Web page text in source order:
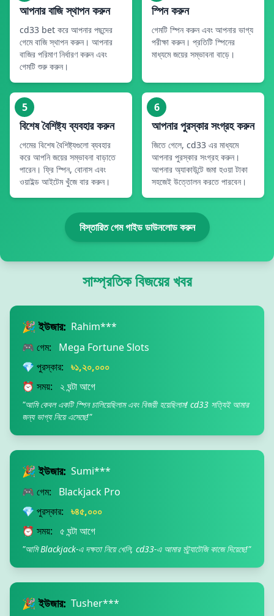
আপনার বাজি স্থাপন করুন
cd33 bet করে আপনার পছন্দের
গেমে বাজি স্থাপন করুন। আপনার
বাজির পরিমাণ নির্ধারণ করুন এবং
গেমটি শুরু করুন।
স্পিন করুন
গেমটি স্পিন করুন এবং আপনার ভাগ্য
পরীক্ষা করুন। প্রতিটি স্পিনের
মাধ্যমে জয়ের সম্ভাবনা বাড়ে।
5
বিশেষ বৈশিষ্ট্য ব্যবহার করুন
গেমের বিশেষ বৈশিষ্ট্যগুলো ব্যবহার
করে আপনি জয়ের সম্ভাবনা বাড়াতে
পারেন। ফ্রি স্পিন, বোনাস এবং
ওয়াইল্ড আইটেম খুঁজে বার করুন।
6
আপনার পুরস্কার সংগ্রহ করুন
জিতে গেলে, cd33 এর মাধ্যমে
আপনার পুরস্কার সংগ্রহ করুন।
আপনার অ্যাকাউন্টে জমা হওয়া টাকা
সহজেই উত্তোলন করতে পারবেন।
বিস্তারিত গেম গাইড ডাউনলোড করুন
সাম্প্রতিক বিজয়ের খবর
🎉 ইউজার: Rahim***
🎮 গেম:
Mega Fortune Slots
💎 পুরস্কার: ৳১,২০,০০০
⏰ সময়:
২ ঘন্টা আগে
"আমি কেবল একটি স্পিন চালিয়েছিলাম এবং বিজয়ী হয়েছিলাম! cd33 সত্যিই আমার
জন্য ভাগ্য নিয়ে এসেছে!"
🎉 ইউজার: Sumi***
🎮 গেম:
Blackjack Pro
💎 পুরস্কার: ৳৪৫,০০০
⏰ সময়: ৫ ঘন্টা আগে
"আমি Blackjack-এ দক্ষতা নিয়ে খেলি, cd33-এ আমার স্ট্র্যাটেজি কাজে দিয়েছে!"
🎉 ইউজার: Tusher***